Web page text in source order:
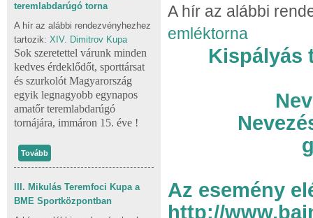
teremlabdarúgó torna
A hír az alábbi rendezvényhezhez
tartozik: XIV. Dimitrov Kupa
Sok szeretettel várunk minden
kedves érdeklődőt, sporttársat
és szurkolót Magyarország
egyik legnagyobb egynapos
amatőr teremlabdarúgó
tornájára, immáron 15. éve !
Tovább
III. Mikulás Teremfoci Kupa a
BME Sportközpontban
A hír az alábbi
emléktorna
Kispályás
Az esemény
http://